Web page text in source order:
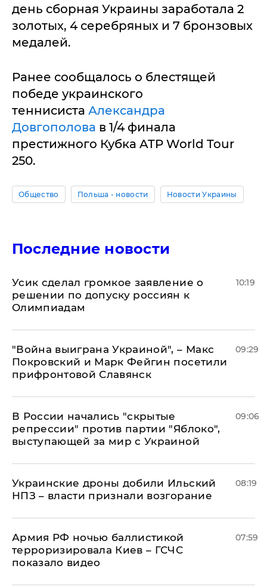
день сборная Украины заработала 2
золотых, 4 серебряных и 7 бронзовых
медалей.
Ранее сообщалось о блестящей
победе украинского
теннисиста Александра
Довгополова в 1/4 финала
престижного Кубка ATP World Tour
250.
Общество Польша - новости Новости Украины
Последние новости
Усик сделал громкое заявление о
решении по допуску россиян к
Олимпиадам
10:19
"Война выиграна Украиной", – Макс
Покровский и Марк Фейгин посетили
прифронтовой Славянск
09:29
В России начались "скрытые
репрессии" против партии "Яблоко",
выступающей за мир с Украиной
09:06
Украинские дроны добили Ильский
НПЗ – власти признали возгорание
08:19
Армия РФ ночью баллистикой
терроризировала Киев – ГСЧС
показало видео
07:59